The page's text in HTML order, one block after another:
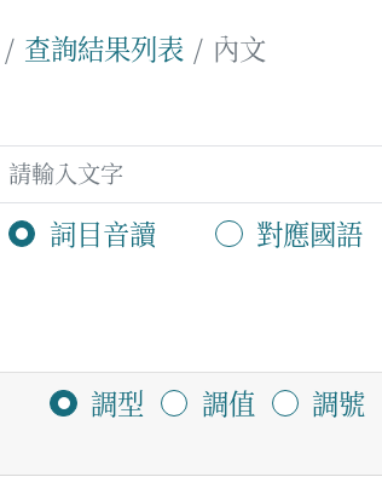
查詢結果列表 內文
詞目音讀 對應國語
調型 調值 調號